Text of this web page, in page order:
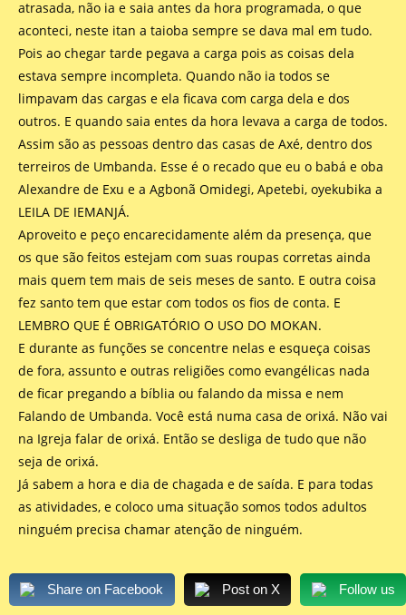
atrasada, não ia e saia antes da hora programada, o que
aconteci, neste itan a taioba sempre se dava mal em tudo.
Pois ao chegar tarde pegava a carga pois as coisas dela
estava sempre incompleta. Quando não ia todos se
limpavam das cargas e ela ficava com carga dela e dos
outros. E quando saia entes da hora levava a carga de todos.
Assim são as pessoas dentro das casas de Axé, dentro dos
terreiros de Umbanda. Esse é o recado que eu o babá e oba
Alexandre de Exu e a Agbonã Omidegi, Apetebi, oyekubika a
LEILA DE IEMANJÁ.
Aproveito e peço encarecidamente além da presença, que
os que são feitos estejam com suas roupas corretas ainda
mais quem tem mais de seis meses de santo. E outra coisa
fez santo tem que estar com todos os fios de conta. E
LEMBRO QUE É OBRIGATÓRIO O USO DO MOKAN.
E durante as funções se concentre nelas e esqueça coisas
de fora, assunto e outras religiões como evangélicas nada
de ficar pregando a bíblia ou falando da missa e nem
Falando de Umbanda. Você está numa casa de orixá. Não vai
na Igreja falar de orixá. Então se desliga de tudo que não
seja de orixá.
Já sabem a hora e dia de chagada e de saída. E para todas
as atividades, e coloco uma situação somos todos adultos
ninguém precisa chamar atenção de ninguém.
Share on Facebook Post on X Follow us